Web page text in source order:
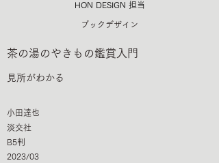
HON DESIGN​ 担当
ブックデザイン
茶の湯のやきもの鑑賞入門
見所がわかる
小田達也
淡交社
B5判
2023/03